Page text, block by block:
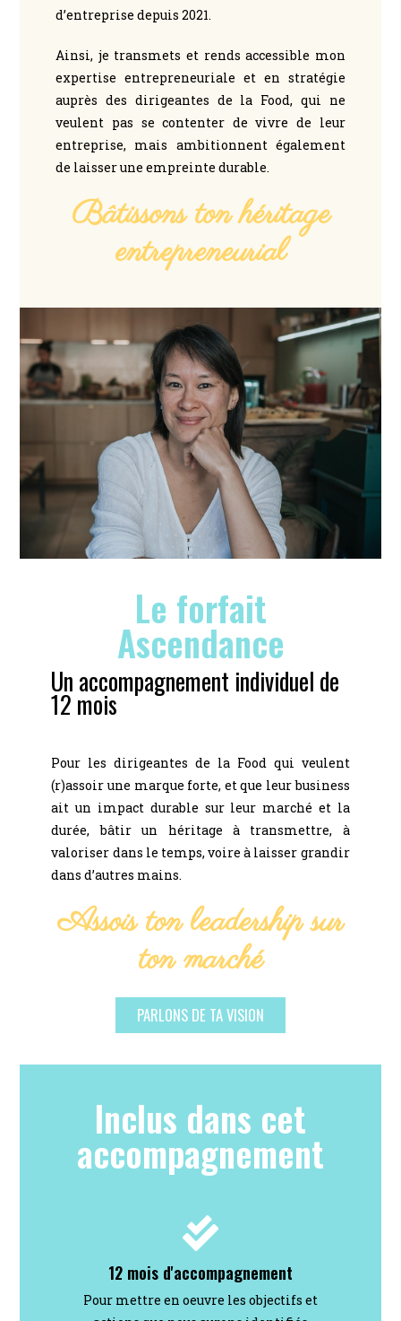
d’entreprise depuis 2021.
Ainsi, je transmets et rends accessible mon
expertise entrepreneuriale et en stratégie
auprès des dirigeantes de la Food, qui ne
veulent pas se contenter de vivre de leur
entreprise, mais ambitionnent également
de laisser une empreinte durable.
Bâtissons ton héritage
entrepreneurial
Le forfait
Ascendance
Un accompagnement individuel de
12 mois
Pour les dirigeantes de la Food qui veulent
(r)assoir une marque forte, et que leur business
ait un impact durable sur leur marché et la
durée, bâtir un héritage à transmettre, à
valoriser dans le temps, voire à laisser grandir
dans d’autres mains.
Assois ton leadership sur
ton marché
PARLONS DE TA VISION
Inclus dans cet
accompagnement
12 mois d'accompagnement
Pour mettre en oeuvre les objectifs et